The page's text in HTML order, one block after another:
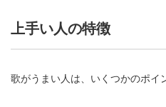
上手い人の特徴
歌がうまい人は、いくつかのポイ